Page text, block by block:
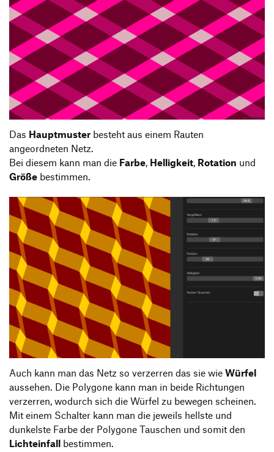
Das Hauptmuster besteht aus einem Rauten
angeordneten Netz.
Bei diesem kann man die Farbe, Helligkeit, Rotation und
Größe bestimmen.
Auch kann man das Netz so verzerren das sie wie Würfel
aussehen. Die Polygone kann man in beide Richtungen
verzerren, wodurch sich die Würfel zu bewegen scheinen.
Mit einem Schalter kann man die jeweils hellste und
dunkelste Farbe der Polygone Tauschen und somit den
Lichteinfall bestimmen.